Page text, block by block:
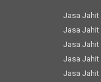
Jasa Jahit
Jasa Jahit
Jasa Jahit
Jasa Jahit
Jasa Jahit